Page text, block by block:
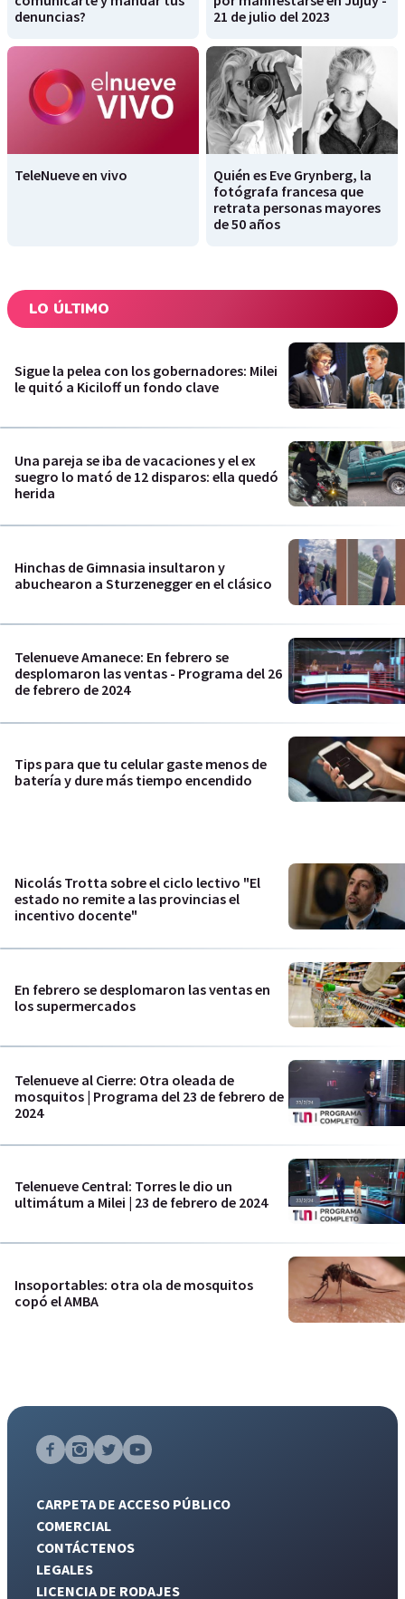
denuncias?
21 de julio del 2023
TeleNueve en vivo
Quién es Eve Grynberg, la
fotógrafa francesa que
retrata personas mayores
de 50 años
LO ÚLTIMO
Sigue la pelea con los gobernadores: Milei
le quitó a Kiciloff un fondo clave
Una pareja se iba de vacaciones y el ex
suegro lo mató de 12 disparos: ella quedó
herida
Hinchas de Gimnasia insultaron y
abuchearon a Sturzenegger en el clásico
Telenueve Amanece: En febrero se
desplomaron las ventas - Programa del 26
de febrero de 2024
Tips para que tu celular gaste menos de
batería y dure más tiempo encendido
Nicolás Trotta sobre el ciclo lectivo "El
estado no remite a las provincias el
incentivo docente"
En febrero se desplomaron las ventas en
los supermercados
Telenueve al Cierre: Otra oleada de
mosquitos | Programa del 23 de febrero de
2024
Telenueve Central: Torres le dio un
ultimátum a Milei | 23 de febrero de 2024
Insoportables: otra ola de mosquitos
copó el AMBA
CARPETA DE ACCESO PÚBLICO
COMERCIAL
CONTÁCTENOS
LEGALES
LICENCIA DE RODAJES